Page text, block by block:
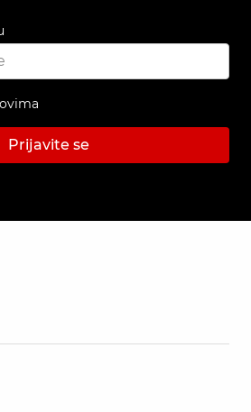
Prijavite se